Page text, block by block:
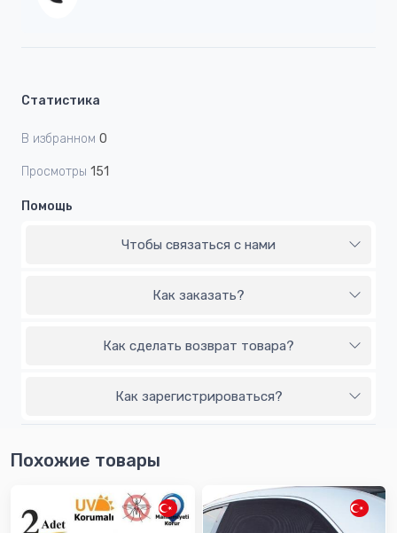
Статистика
В избранном 0
Просмотры 151
Помощь
Чтобы связаться с нами
Как заказать?
Как сделать возврат товара?
Как зарегистрироваться?
Похожие товары